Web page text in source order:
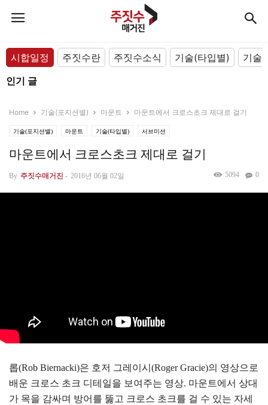
시합일정 주짓수란 주짓수소식 기술(타입별)
기술
인기 글
Home 기술(포지션별) 마운트 마운트에서 크로스초크 제대로 걸기
기술(포지션별) 마운트 기술(타입별) 서브미션
마운트에서 크로스초크 제대로 걸기
By 주짓수매거진 - 2016년 06월 02일 0
5094
롭(Rob Biernacki)은 호저 그레이시(Roger Gracie)의 영상으로
배운 크로스 초크 디테일을 보여주는 영상. 마운트에서 상대
가 목을 감싸며 방어를 뚫고 크로스 초크를 걸 수 있는 자세